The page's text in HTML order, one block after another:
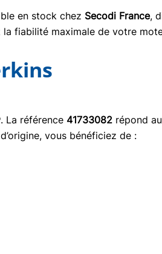
en stock chez Secodi France,
fiabilité maximale de votre
. La référence 41733082 répond
vous bénéficiez de :